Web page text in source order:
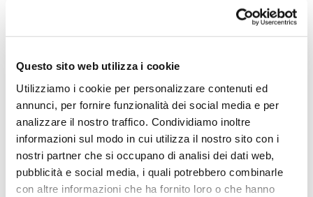
Questo sito web utilizza i cookie
Utilizziamo i cookie per personalizzare contenuti ed
annunci, per fornire funzionalità dei social media e per
analizzare il nostro traffico. Condividiamo inoltre
informazioni sul modo in cui utilizza il nostro sito con i
nostri partner che si occupano di analisi dei dati web,
pubblicità e social media, i quali potrebbero combinarle
con altre informazioni che ha fornito loro o che hanno
Nel 2007 sono stato ammesso al centro di formazione
Pesaro Urbino. Questo e’ stata un’occasione molto
Senegal, si stava realizzando. L’immigrazione … la prima
volta che ne ho sentito parlare frequentavo la terza
media. Durante una lezione di geografia, ci parlavano degli
uccelli migratori che partono da tutti gli angoli del mondo
dove fa freddo per raggiungere gli angoli del mondo dove
invece fa caldo. Qui restano per riprodursi e crescere i
loro piccoli e ritornano quando finisce l’inverno. In seguito